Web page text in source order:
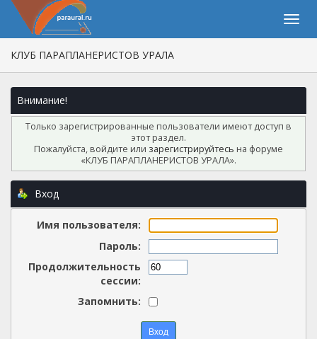
КЛУБ ПАРАПЛАНЕРИСТОВ УРАЛА
Внимание!
Только зарегистрированные пользователи имеют доступ в
этот раздел.
Пожалуйста, войдите или зарегистрируйтесь на форуме
«КЛУБ ПАРАПЛАНЕРИСТОВ УРАЛА».
Вход
Имя пользователя:
Пароль:
Продолжительность
сессии:
Запомнить: